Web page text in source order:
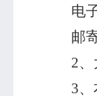
电
邮
2
3、